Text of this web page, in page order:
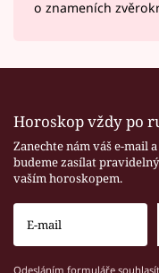
o znameních
Horoskop vždy po
Zanechte nám váš e-mail
budeme zasílat
vaším horoskopem.
Odesláním formuláře